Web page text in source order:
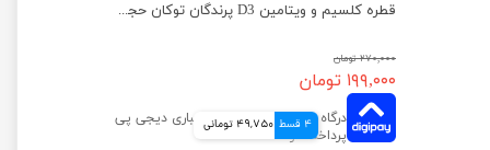
قطره کلسیم و ویتامین D3 پرندگان توکان حجم ۳۰ میلی لیتر
۲۷۰,۰۰۰ تومان
۱۹۹,۰۰۰ تومان
4 قسط 49,750 تومانی